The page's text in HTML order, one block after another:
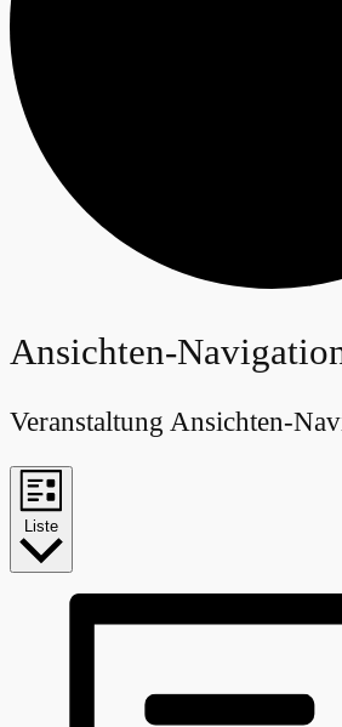
Veranstaltungen
Ansichten-
Veranstaltung Ansichten-
Liste